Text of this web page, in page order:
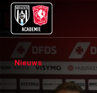
Nieuws